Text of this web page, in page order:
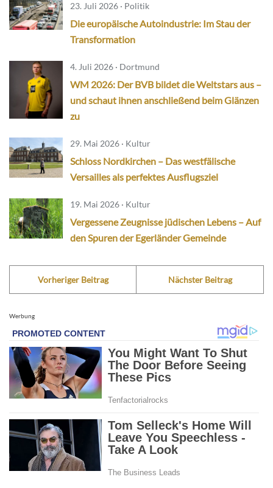
23. Juli 2026 · Politik
Die europäische Autoindustrie: Im Stau der
Transformation
4. Juli 2026 · Dortmund
WM 2026: Der BVB bildet die Weltstars aus –
und schaut ihnen anschließend beim Glänzen
zu
29. Mai 2026 · Kultur
Schloss Nordkirchen – Das westfälische
Versailles als perfektes Ausflugsziel
19. Mai 2026 · Kultur
Vergessene Zeugnisse jüdischen Lebens – Auf
den Spuren der Egerländer Gemeinde
Vorheriger Beitrag Nächster Beitrag
Werbung